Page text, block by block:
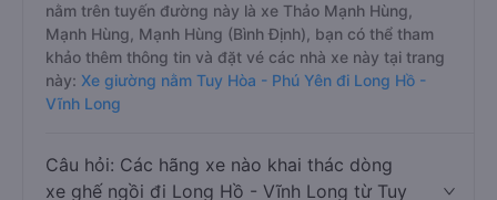
nằm trên tuyến đường này là xe Thảo Mạnh Hùng,
Mạnh Hùng, Mạnh Hùng (Bình Định), bạn có thể tham
khảo thêm thông tin và đặt vé các nhà xe này tại trang
này: Xe giường nằm Tuy Hòa - Phú Yên đi Long Hồ -
Vĩnh Long
Câu hỏi: Các hãng xe nào khai thác dòng
xe ghế ngồi đi Long Hồ - Vĩnh Long từ Tuy